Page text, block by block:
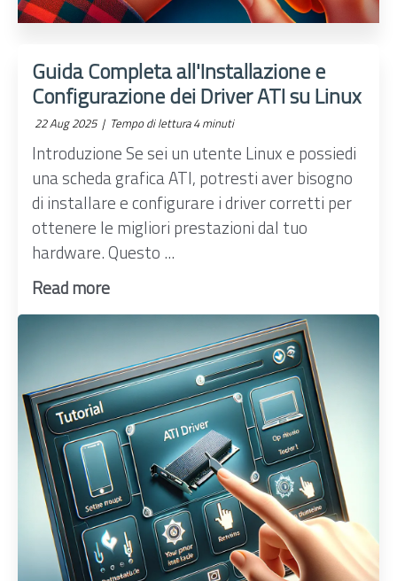
Guida Completa all'Installazione e
Configurazione dei Driver ATI su Linux
22 Aug 2025 | Tempo di lettura 4 minuti
Introduzione Se sei un utente Linux e possiedi
una scheda grafica ATI, potresti aver bisogno
di installare e configurare i driver corretti per
ottenere le migliori prestazioni dal tuo
hardware. Questo ...
Read more